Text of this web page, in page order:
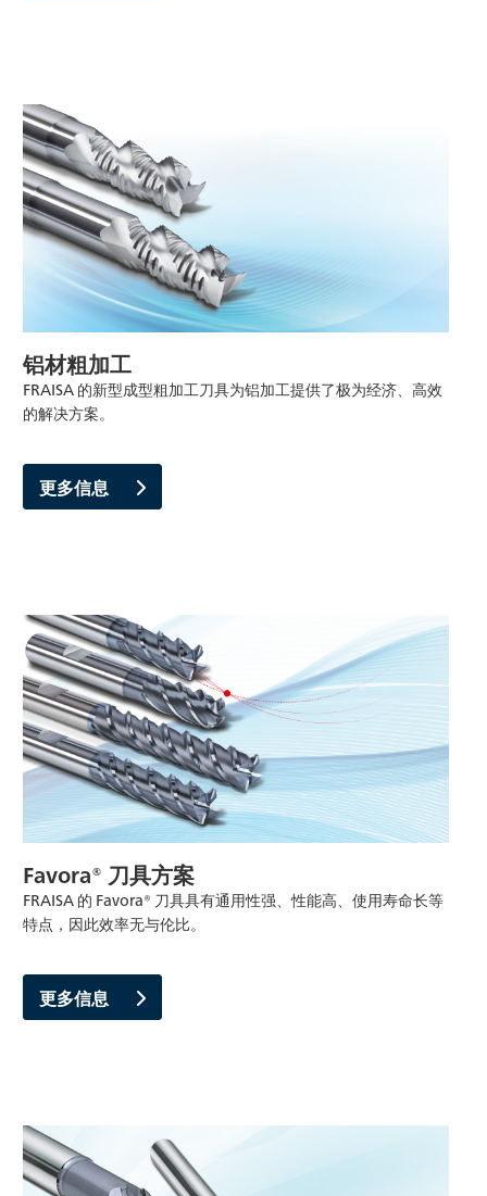
铝材粗加工
FRAISA 的新型成型粗加工刀具为铝加工提供了极为经济、高效
的解决方案。
更多信息
Favora® 刀具方案
FRAISA 的 Favora® 刀具具有通用性强、性能高、使用寿命长等
特点，因此效率无与伦比。
更多信息